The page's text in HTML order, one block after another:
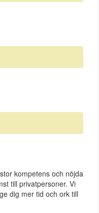
kompetens och nöjda
till privatpersoner. Vi
dig mer tid och ork till